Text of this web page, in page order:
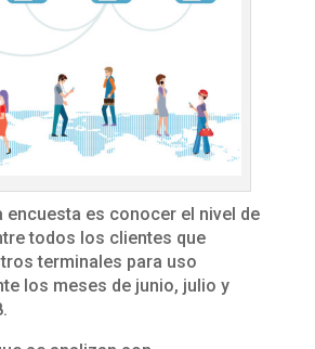
encuesta es conocer el nivel de
todos los clientes que
terminales para uso
los meses de junio, julio y